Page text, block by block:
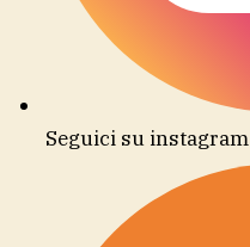
Seguici su instagram